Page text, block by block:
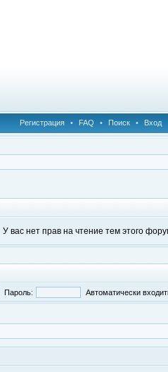
Регистрация • FAQ • Поиск • Вход
У вас нет прав на чтение тем этого
Пароль: Автоматически